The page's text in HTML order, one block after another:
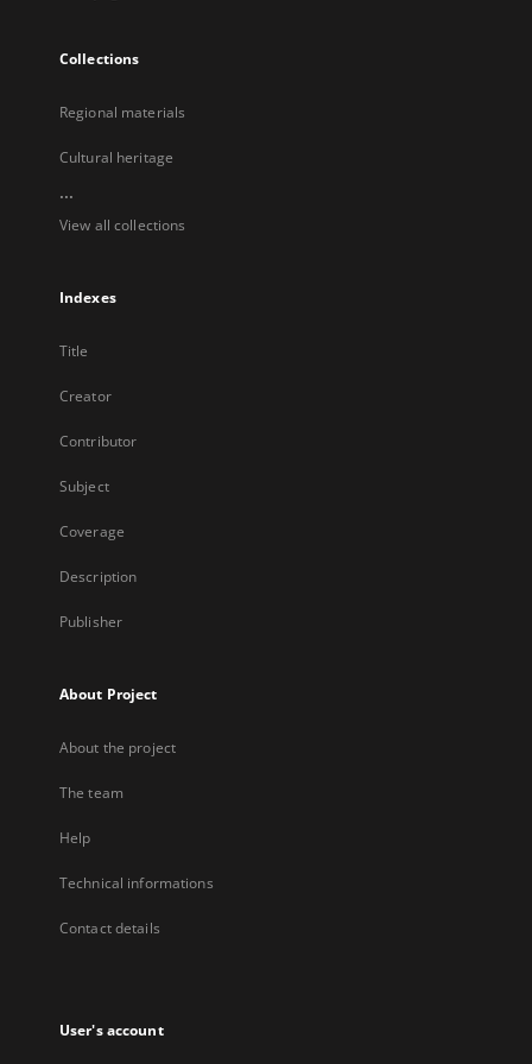
Collections
Regional materials
Cultural heritage
...
View all collections
Indexes
Title
Creator
Contributor
Subject
Coverage
Description
Publisher
About Project
About the project
The team
Help
Technical informations
Contact details
User's account